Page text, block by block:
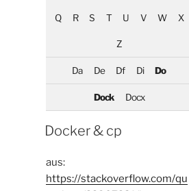
Q R S T U V W X
Z
Da De Df Di Do
Dock Docx
Docker & cp
aus:
https://stackoverflow.com/qu